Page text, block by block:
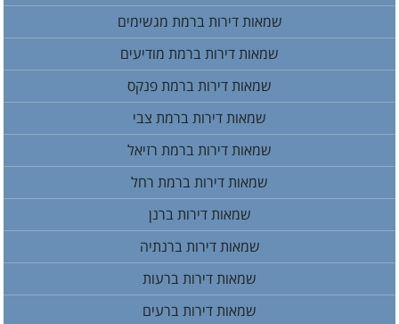
שמאות דירות ברמת מגשימים
שמאות דירות ברמת מודיעים
שמאות דירות ברמת פנקס
שמאות דירות ברמת צבי
שמאות דירות ברמת רזיאל
שמאות דירות ברמת רחל
שמאות דירות ברנן
שמאות דירות ברנתיה
שמאות דירות ברעות
שמאות דירות ברעים